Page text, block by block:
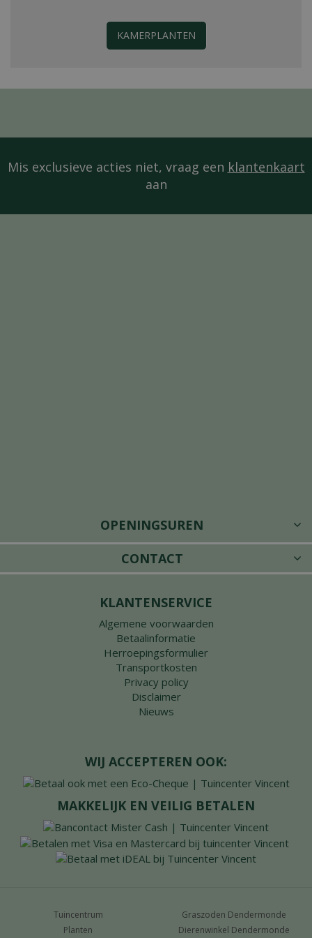
KAMERPLANTEN
Mis exclusieve acties niet, vraag een klantenkaart
aan
OPENINGSUREN
CONTACT
KLANTENSERVICE
Algemene voorwaarden
Betaalinformatie
Herroepingsformulier
Transportkosten
Privacy policy
Disclaimer
Nieuws
WIJ ACCEPTEREN OOK:
MAKKELIJK EN VEILIG BETALEN
Tuincentrum
Planten
Graszoden Dendermonde
Dierenwinkel Dendermonde